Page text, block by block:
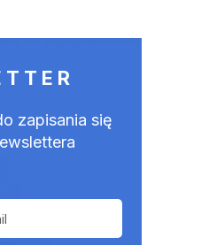
zapisania się